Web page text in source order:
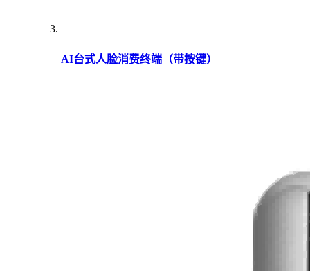
AI台式人脸消费终端（带按键）